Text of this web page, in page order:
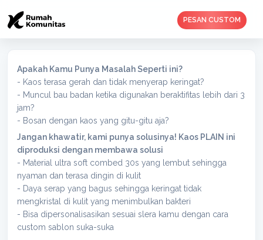
PESAN CUSTOM
Apakah Kamu Punya Masalah Seperti ini?
- Kaos terasa gerah dan tidak menyerap keringat?
- Muncul bau badan ketika digunakan beraktifitas lebih dari 3
jam?
- Bosan dengan kaos yang gitu-gitu aja?
Jangan khawatir, kami punya solusinya! Kaos PLAIN ini
diproduksi dengan membawa solusi
- Material ultra soft combed 30s yang lembut sehingga
nyaman dan terasa dingin di kulit
- Daya serap yang bagus sehingga keringat tidak
mengkristal di kulit yang menimbulkan bakteri
- Bisa dipersonalisasikan sesuai slera kamu dengan cara
custom sablon suka-suka